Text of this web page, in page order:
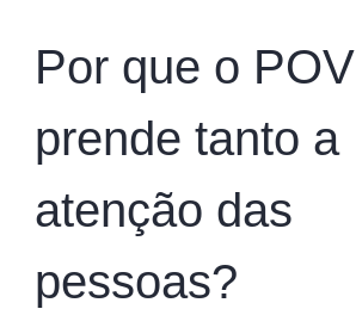
Por que o POV
prende tanto a
atenção das
pessoas?